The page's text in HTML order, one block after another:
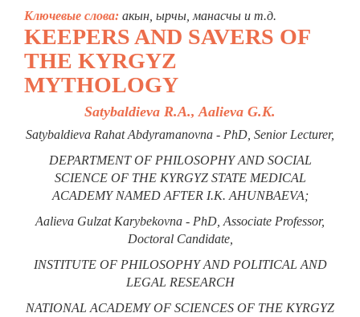
Ключевые слова: акын, ырчы, манасчы и т.д.
KEEPERS AND SAVERS OF
THE KYRGYZ
MYTHOLOGY
Satybaldieva R.A., Aalieva G.K.
Satybaldieva Rahat Abdyramanovna - PhD, Senior Lecturer,
DEPARTMENT OF PHILOSOPHY AND SOCIAL
SCIENCE OF THE KYRGYZ STATE MEDICAL
ACADEMY NAMED AFTER I.K. AHUNBAEVA;
Aalieva Gulzat Karybekovna - PhD, Associate Professor,
Doctoral Candidate,
INSTITUTE OF PHILOSOPHY AND POLITICAL AND
LEGAL RESEARCH
NATIONAL ACADEMY OF SCIENCES OF THE KYRGYZ